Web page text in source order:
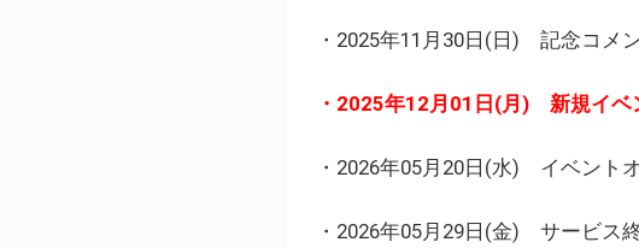
・2025年11月30日(日) 記念コメ
・2025年12月01日(月) 新規イベ
・2026年05月20日(水) イベント
・2026年05月29日(金) サービス